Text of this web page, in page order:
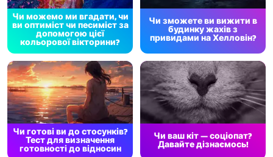
Чи можемо ми вгадати, чи
ви оптиміст чи песиміст за
допомогою цієї
кольорової вікторини?
Чи зможете ви вижити в
будинку жахів з
привидами на Хелловін?
Чи готові ви до стосунків?
Тест для визначення
готовності до відносин
Чи ваш кіт — соціопат?
Давайте дізнаємось!